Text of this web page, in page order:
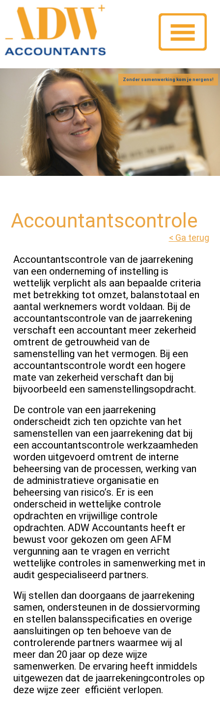
Zonder samenwerking kom je nergens!
Accountantscontrole
< Ga terug
Accountantscontrole van de jaarrekening
van een onderneming of instelling is
wettelijk verplicht als aan bepaalde criteria
met betrekking tot omzet, balanstotaal en
aantal werknemers wordt voldaan. Bij de
accountantscontrole van de jaarrekening
verschaft een accountant meer zekerheid
omtrent de getrouwheid van de
samenstelling van het vermogen. Bij een
accountantscontrole wordt een hogere
mate van zekerheid verschaft dan bij
bijvoorbeeld een samenstellingsopdracht.
De controle van een jaarrekening
onderscheidt zich ten opzichte van het
samenstellen van een jaarrekening dat bij
een accountantscontrole werkzaamheden
worden uitgevoerd omtrent de interne
beheersing van de processen, werking van
de administratieve organisatie en
beheersing van risico’s. Er is een
onderscheid in wettelijke controle
opdrachten en vrijwillige controle
opdrachten. ADW Accountants heeft er
bewust voor gekozen om geen AFM
vergunning aan te vragen en verricht
wettelijke controles in samenwerking met in
audit gespecialiseerd partners.
Wij stellen dan doorgaans de jaarrekening
samen, ondersteunen in de dossiervorming
en stellen balansspecificaties en overige
aansluitingen op ten behoeve van de
controlerende partners waarmee wij al
meer dan 20 jaar op deze wijze
samenwerken. De ervaring heeft inmiddels
uitgewezen dat de jaarrekeningcontroles op
deze wijze zeer efficiënt verlopen.